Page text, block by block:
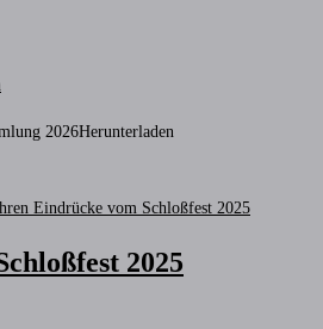
2026Herunterladen
2025